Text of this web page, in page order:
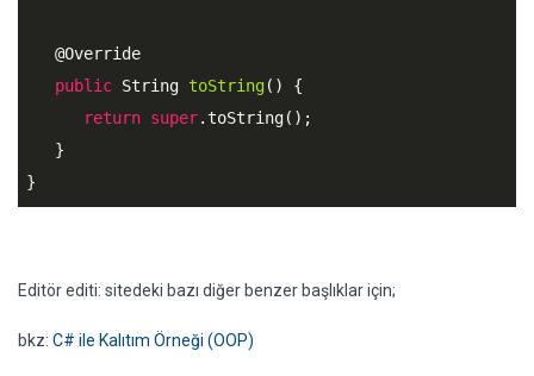
@Override
public String toString() {
return super.toString();
   }
Editör editi: sitedeki bazı diğer benzer başlıklar için;
bkz: C# ile Kalıtım Örneği (OOP)